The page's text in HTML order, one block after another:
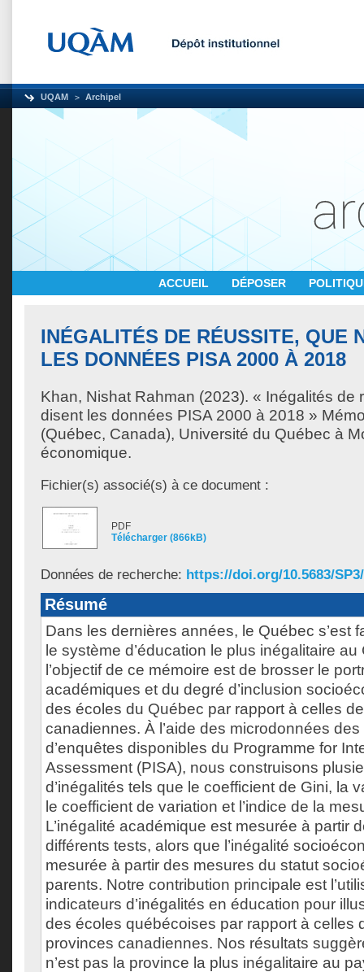
UQAM Archipel
ACCUEIL DÉPOSER
INÉGALITÉS DE RÉUSSITE, QUE
LES DONNÉES PISA 2000 À 2018
Khan, Nishat Rahman (2023). « Inégalités de
disent les données PISA 2000 à 2018 »
(Québec, Canada), Université du Québec à
économique.
Fichier(s) associé(s) à ce document :
PDF
Télécharger (866kB)
Données de recherche: https://doi.org/10.5683/
Résumé
Dans les dernières années, le Québec s’est
le système d’éducation le plus inégalitaire
l’objectif de ce mémoire est de brosser le
académiques et du degré d’inclusion
des écoles du Québec par rapport à celles
canadiennes. À l’aide des microdonnées
d’enquêtes disponibles du Programme for
Assessment (PISA), nous construisons
d’inégalités tels que le coefficient de Gini, la
le coefficient de variation et l’indice de la
L’inégalité académique est mesurée à partir
différents tests, alors que l’inégalité
mesurée à partir des mesures du statut
parents. Notre contribution principale est
indicateurs d’inégalités en éducation pour
des écoles québécoises par rapport à celles
provinces canadiennes. Nos résultats
n’est pas la province la plus inégalitaire au